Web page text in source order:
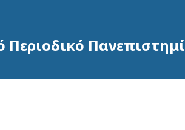
Περιοδικό